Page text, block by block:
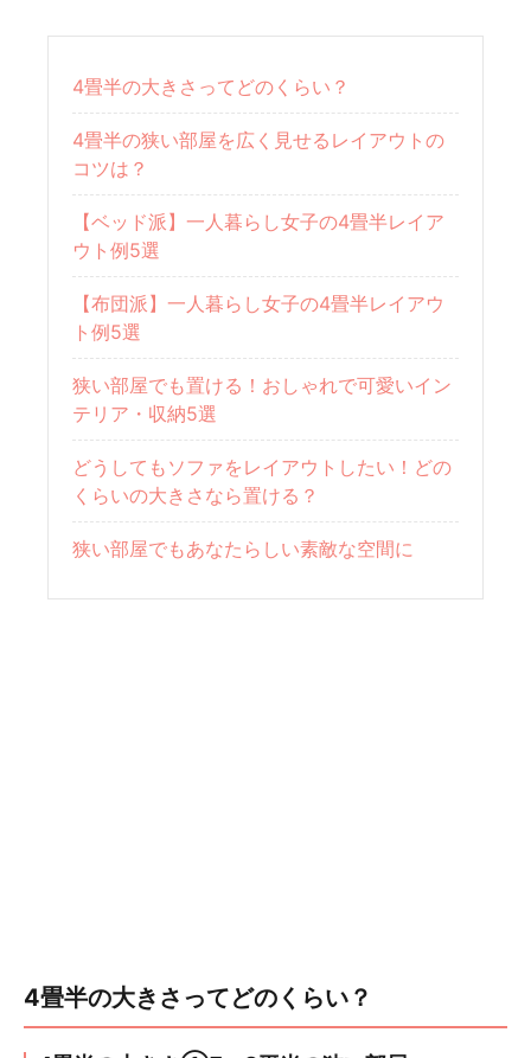
4畳半の大きさってどのくらい？
4畳半の狭い部屋を広く見せるレイアウトの
コツは？
【ベッド派】一人暮らし女子の4畳半レイア
ウト例5選
【布団派】一人暮らし女子の4畳半レイアウ
ト例5選
狭い部屋でも置ける！おしゃれで可愛いイン
テリア・収納5選
どうしてもソファをレイアウトしたい！どの
くらいの大きさなら置ける？
狭い部屋でもあなたらしい素敵な空間に
4畳半の大きさってどのくらい？